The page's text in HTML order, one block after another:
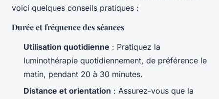
voici quelques conseils pratiques :
Durée et fréquence des séances
Utilisation quotidienne : Pratiquez la
luminothérapie quotidiennement, de préférence le
matin, pendant 20 à 30 minutes.
Distance et orientation : Assurez-vous que la